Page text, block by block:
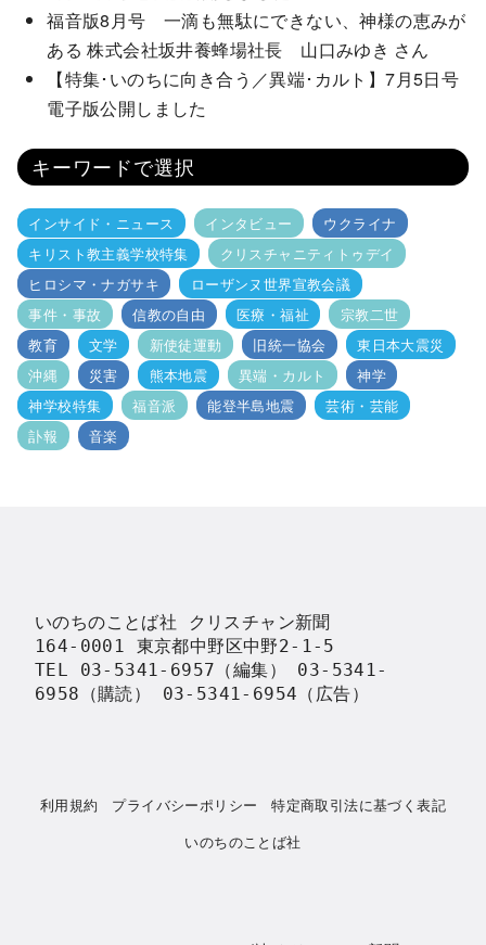
福音版8月号 一滴も無駄にできない、神様の恵みが
ある 株式会社坂井養蜂場社長 山口みゆき さん
【特集･いのちに向き合う／異端･カルト】7月5日号
電子版公開しました
キーワードで選択
インサイド・ニュース インタビュー
ウクライナ
キリスト教主義学校特集
クリスチャニティトゥデイ
ヒロシマ・ナガサキ
ローザンヌ世界宣教会議
事件・事故
信教の自由 医療・福祉
宗教二世
教育
文学 新使徒運動 旧統一協会
東日本大震災
沖縄
災害 熊本地震 異端・カルト
神学
神学校特集
福音派 能登半島地震
芸術・芸能
訃報
音楽
いのちのことば社 クリスチャン新聞
164-0001 東京都中野区中野2-1-5
TEL 03-5341-6957（編集） 03-5341-
6958（購読） 03-5341-6954（広告）
利用規約 プライバシーポリシー
特定商取引法に基づく表記
いのちのことば社